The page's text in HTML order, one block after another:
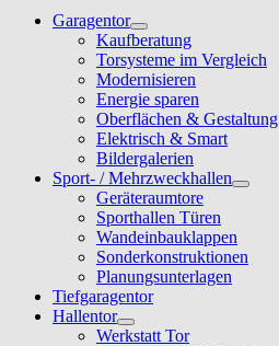
Garagentor
Kaufberatung
Torsysteme im Vergleich
Modernisieren
Energie sparen
Oberflächen & Gestaltung
Elektrisch & Smart
Bildergalerien
Sport- / Mehrzweckhallen
Geräteraumtore
Sporthallen Türen
Wandeinbauklappen
Sonderkonstruktionen
Planungsunterlagen
Tiefgaragentor
Hallentor
Werkstatt Tor